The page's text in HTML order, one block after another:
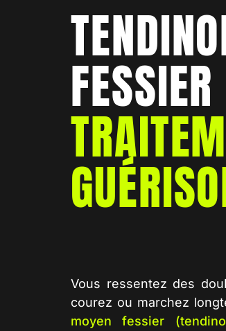
Vous ressentez des
courez ou marchez
moyen fessier